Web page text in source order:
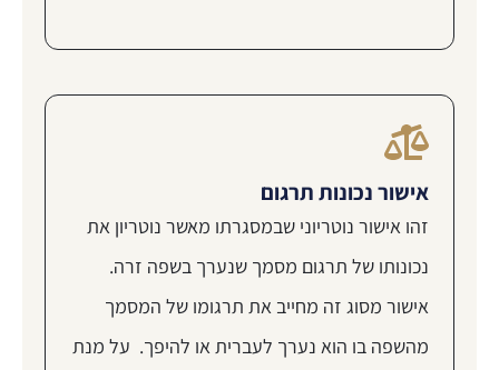
אישור נכונות תרגום
זהו אישור נוטריוני שבמסגרתו מאשר נוטריון את
נכונותו של תרגום מסמך שנערך בשפה זרה.
אישור מסוג זה מחייב את תרגומו של המסמך
מהשפה בו הוא נערך לעברית או להיפך. על מנת